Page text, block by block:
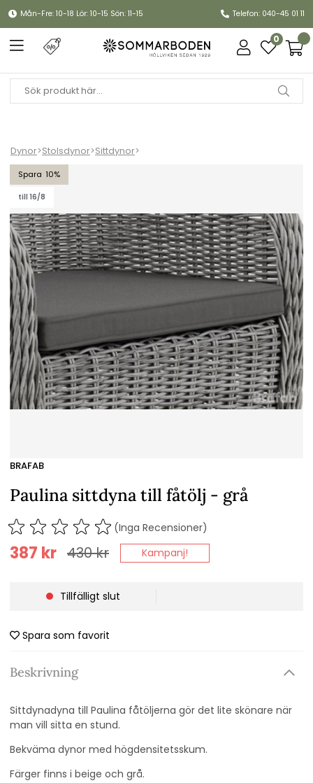
Mån-Fre: 10-18 Lör: 10-15 Sön: 11-15 Telefon: 040-45 01 11
0
Dynor>Stolsdynor>Sittdynor>
10
till 16/8
Paulina sittdyna till fåtölj - grå
BRAFAB
Paulina sittdyna till fåtölj - grå
(Inga Recensioner)
430kr
387 kr Kampanj!
Tillfälligt slut
Spara som favorit
Beskrivning
Sittdynadyna till Paulina fåtöljerna gör det lite skönare när
man vill sitta en stund.
Bekväma dynor med högdensitetsskum.
Färger finns i beige och grå.